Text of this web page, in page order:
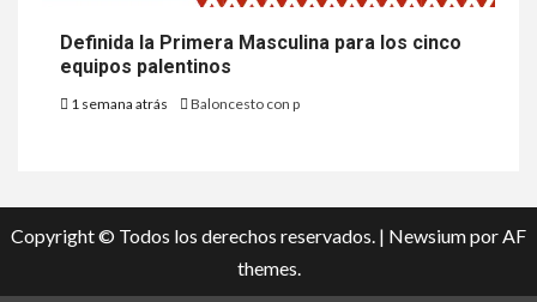
Definida la Primera Masculina para los cinco
equipos palentinos
1 semana atrás Baloncesto con p
Copyright © Todos los derechos reservados. | Newsiumpor AF
themes.